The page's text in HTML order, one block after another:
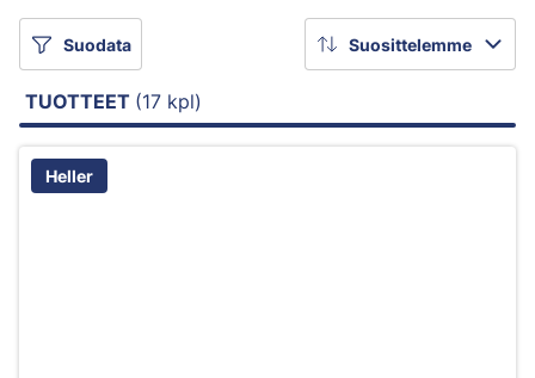
Suodata Suosittelemme
TUOTTEET (17 kpl)
Heller